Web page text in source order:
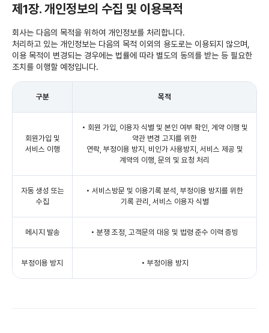
제1장. 개인정보의 수집 및 이용목적
회사는 다음의 목적을 위하여 개인정보를 처리합니다.
처리하고 있는 개인정보는 다음의 목적 이외의 용도로는 이용되지 않으며,
이용 목적이 변경되는 경우에는 법률에 따라 별도의 동의를 받는 등 필요한
조치를 이행할 예정입니다.
구분 목적
회원가입 및
서비스 이행
• 회원 가입, 이용자 식별 및 본인 여부 확인, 계약 이행 및
약관 변경 고지를 위한
연락, 부정이용 방지, 비인가 사용방지, 서비스 제공 및
계약의 이행, 문의 및 요청 처리
자동 생성 또는
수집
• 서비스방문 및 이용기록 분석, 부정이용 방지를 위한
기록 관리, 서비스 이용자 식별
메시지 발송 • 분쟁 조정, 고객문의 대응 및 법령 준수 이력 증빙
부정이용 방지 • 부정이용 방지